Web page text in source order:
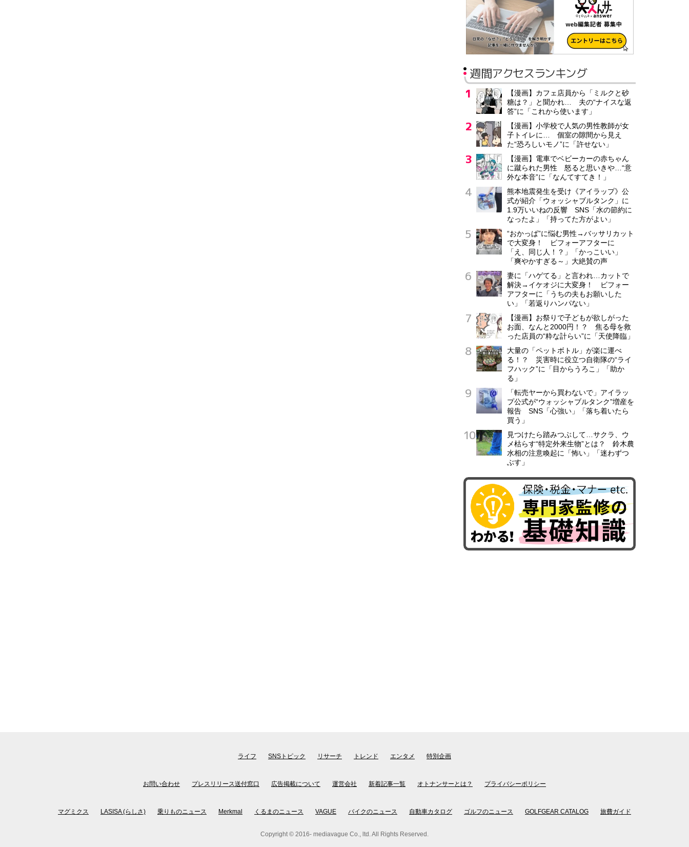
週間アクセスランキング
【漫画】カフェ店員から「ミルクと砂
糖は？」と聞かれ… 夫の“ナイスな返
答”に「これから使います」
【漫画】小学校で人気の男性教師が女
子トイレに… 個室の隙間から見え
た“恐ろしいモノ”に「許せない」
【漫画】電車でベビーカーの赤ちゃん
に蹴られた男性 怒ると思いきや…“意
外な本音”に「なんてすてき！」
熊本地震発生を受け《アイラップ》公
式が紹介「ウォッシャブルタンク」に
1.9万いいねの反響 SNS「水の節約に
なったよ」「持ってた方がよい」
“おかっぱ”に悩む男性→バッサリカット
で大変身！ ビフォーアフターに
「え、同じ人！？」「かっこいい」
「爽やかすぎる～」大絶賛の声
妻に「ハゲてる」と言われ…カットで
解決→イケオジに大変身！ ビフォー
アフターに「うちの夫もお願いした
い」「若返りハンパない」
【漫画】お祭りで子どもが欲しがった
お面、なんと2000円！？ 焦る母を救
った店員の“粋な計らい”に「天使降臨」
大量の「ペットボトル」が楽に運べ
る！？ 災害時に役立つ自衛隊の“ライ
フハック”に「目からうろこ」「助か
る」
「転売ヤーから買わないで」アイラッ
プ公式が“ウォッシャブルタンク”増産を
報告 SNS「心強い」「落ち着いたら
買う」
見つけたら踏みつぶして…サクラ、ウ
メ枯らす“特定外来生物”とは？ 鈴木農
水相の注意喚起に「怖い」「迷わずつ
ぶす」
ライフ SNSトピック リサーチ トレンド エンタメ 特別企画
お問い合わせ プレスリリース送付窓口 広告掲載について 運営会社 新着記事一覧 オトナンサーとは？ プライバシーポリシー
マグミクス LASISA (らしさ) 乗りものニュース Merkmal くるまのニュース VAGUE バイクのニュース 自動車カタログ ゴルフのニュース GOLFGEAR CATALOG 旅費ガイド
Copyright © 2016- mediavague Co., ltd. All Rights Reserved.